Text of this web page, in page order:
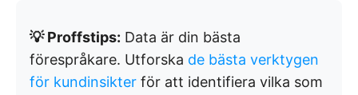
💡 Proffstips: Data är din bästa
förespråkare. Utforska de bästa verktygen
för kundinsikter för att identifiera vilka som